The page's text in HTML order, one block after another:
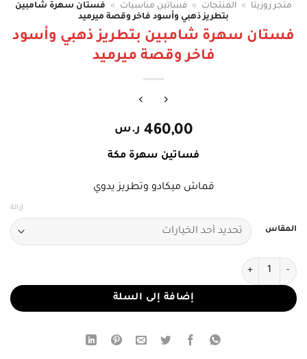
متجر روزيتا » المنتجات » فساتين مناسبات »
فستان سهرة شامبين
بتطريز ذهبي وأسود فاخر وقصة ميرميد
فستان سهرة شامبين بتطريز ذهبي وأسود
فاخر وقصة ميرميد
460,00 ر.س
فساتين سهرة مكة
قماش ميكادو وتطريز يدوي
المقاس
إزالة
كمية فستان سهرة شامبين بتطريز ذهبي وأسود فاخر وقصة ميرميد
إضافة إلى السلة